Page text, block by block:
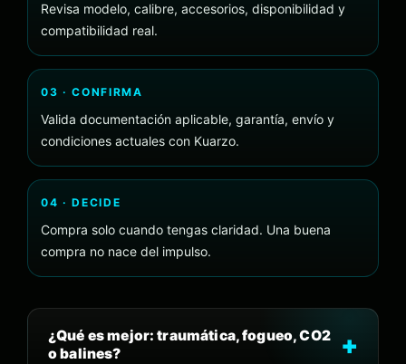
Revisa modelo, calibre, accesorios, disponibilidad y
compatibilidad real.
03 · CONFIRMA
Valida documentación aplicable, garantía, envío y
condiciones actuales con Kuarzo.
04 · DECIDE
Compra solo cuando tengas claridad. Una buena
compra no nace del impulso.
¿Qué es mejor: traumática, fogueo, CO2
o balines?